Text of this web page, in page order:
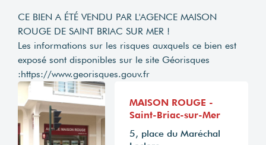
CE BIEN A ÉTÉ VENDU PAR L'AGENCE MAISON
ROUGE DE SAINT BRIAC SUR MER !
Les informations sur les risques auxquels ce bien est
exposé sont disponibles sur le site Géorisques
:https://www.georisques.gouv.fr
MAISON ROUGE -
Saint-Briac-sur-Mer
5, place du Maréchal